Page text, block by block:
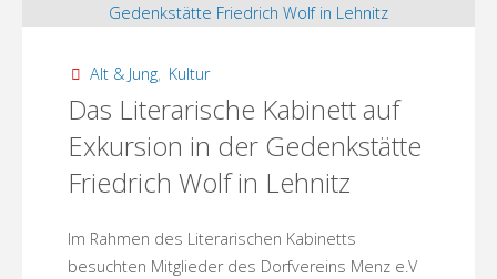
Alt & Jung, Kultur
Das Literarische Kabinett auf
Exkursion in der Gedenkstätte
Friedrich Wolf in Lehnitz
Im Rahmen des Literarischen Kabinetts
besuchten Mitglieder des Dorfvereins Menz e.V